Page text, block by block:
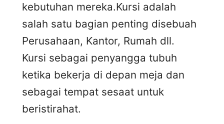
kebutuhan mereka.Kursi adalah
salah satu bagian penting disebuah
Perusahaan, Kantor, Rumah dll.
Kursi sebagai penyangga tubuh
ketika bekerja di depan meja dan
sebagai tempat sesaat untuk
beristirahat.